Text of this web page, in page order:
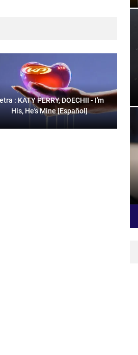
: KATY PERRY, DOECHII - I'm
His, He's Mine [Español]